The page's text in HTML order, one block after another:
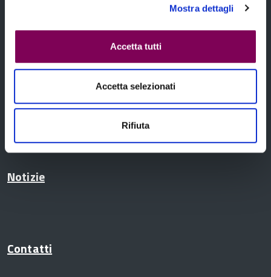
Mostra dettagli
Accetta tutti
Accetta selezionati
Rifiuta
Chi siamo
Temi
Notizie
Contatti